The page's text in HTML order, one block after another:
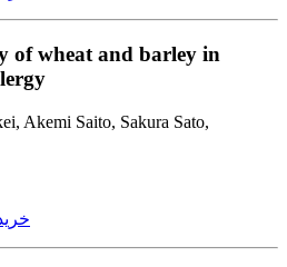
of wheat and barley in
Akemi Saito, Sakura Sato,